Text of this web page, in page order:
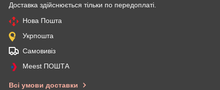
Доставка здійснюється тільки по передоплаті.
Нова Пошта
Укрпошта
Самовивіз
Meest ПОШТА
Всі умови доставки